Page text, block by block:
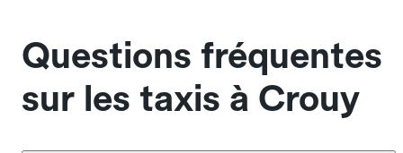
Questions fréquentes
sur les taxis à Crouy